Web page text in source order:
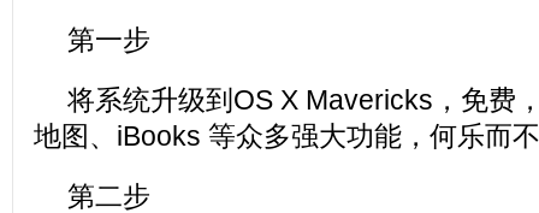
第一步
将系统升级到OS X Mavericks，免费
地图、iBooks 等众多强大功能，何乐而
第二步